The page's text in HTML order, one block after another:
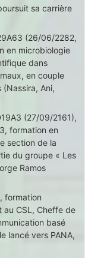
sa carrière
(26/06/2282,
en microbiologie
dans
en couple
Ani,
(27/09/2161),
formation en
section de la
du groupe « Les
Ramos
formation
au CSL, Cheffe de
basé
lancé vers PANA,